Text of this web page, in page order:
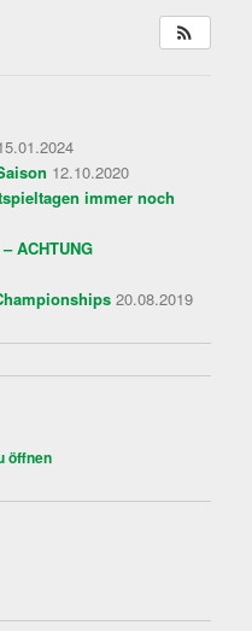
12.10.2020
immer noch
ACHTUNG
20.08.2019